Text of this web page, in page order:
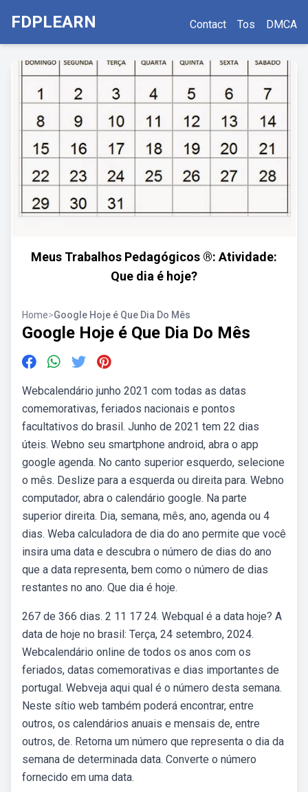
FDPLEARN Contact Tos DMCA
Meus Trabalhos Pedagógicos ®: Atividade:
Que dia é hoje?
Home>Google Hoje é Que Dia Do Mês
Google Hoje é Que Dia Do Mês
Webcalendário junho 2021 com todas as datas
comemorativas, feriados nacionais e pontos
facultativos do brasil. Junho de 2021 tem 22 dias
úteis. Webno seu smartphone android, abra o app
google agenda. No canto superior esquerdo, selecione
o mês. Deslize para a esquerda ou direita para. Webno
computador, abra o calendário google. Na parte
superior direita. Dia, semana, mês, ano, agenda ou 4
dias. Weba calculadora de dia do ano permite que você
insira uma data e descubra o número de dias do ano
que a data representa, bem como o número de dias
restantes no ano. Que dia é hoje.
267 de 366 dias. 2 11 17 24. Webqual é a data hoje? A
data de hoje no brasil: Terça, 24 setembro, 2024.
Webcalendário online de todos os anos com os
feriados, datas comemorativas e dias importantes de
portugal. Webveja aqui qual é o número desta semana.
Neste sítio web também poderá encontrar, entre
outros, os calendários anuais e mensais de, entre
outros, de. Retorna um número que representa o dia da
semana de determinada data. Converte o número
fornecido em uma data.